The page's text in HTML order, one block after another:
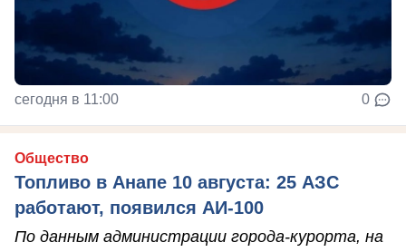
сегодня в 11:00 0
Общество
Топливо в Анапе 10 августа: 25 АЗС
работают, появился АИ-100
По данным администрации города-курорта, на